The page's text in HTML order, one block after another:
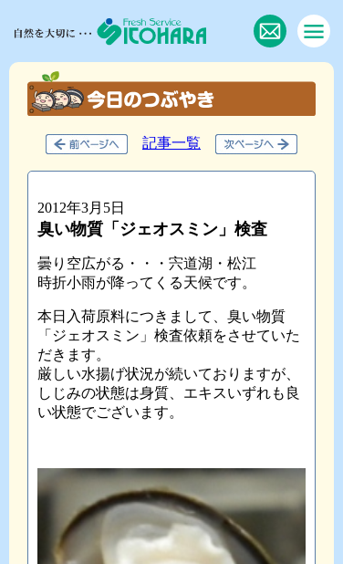
記事一覧
2012年3月5日
臭い物質「ジェオスミン」検査
曇り空広がる・・・宍道湖・松江
時折小雨が降ってくる天候です。
本日入荷原料につきまして、臭い物質
「ジェオスミン」検査依頼をさせていた
だきます。
厳しい水揚げ状況が続いておりますが、
しじみの状態は身質、エキスいずれも良
い状態でございます。